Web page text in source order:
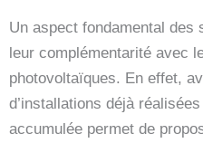
Un aspect fondamental des
leur complémentarité avec
photovoltaïques. En effet,
d’installations déjà
accumulée permet de